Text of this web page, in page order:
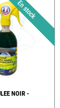
NOIR -